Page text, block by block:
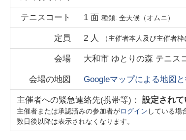
テニスコート 1 面種類:全天候（オムニ）
定員 2 人 （主催者本人及び主催者
会場 大和市 ゆとりの森 テニス
会場の地図 Googleマップによる地図
主催者への緊急連絡先(携帯等)：設定されて
主催者または承認済みの参加者がログイン している場
数日後以降は表示されなくなります。